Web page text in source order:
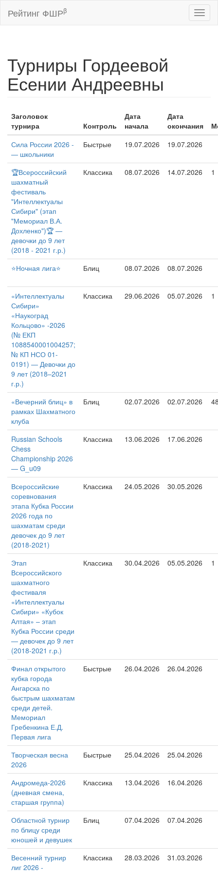
Рейтинг ФШРβ
Турниры Гордеевой
Есении Андреевны
Заголовок
турнира
Контроль
Дата
начала
Дата
окончания
Сила России 2026 -
— школьники
Быстрые 19.07.2026 19.07.2026
🏆Всероссийский
шахматный
фестиваль
"Интеллектуалы
Сибири" (этап
"Мемориал В.А.
Дохленко")🏆 —
девочки до 9 лет
(2018 - 2021 г.р.)
Классика 08.07.2026 14.07.2026 1
⭐️Ночная лига⭐️ Блиц 08.07.2026 08.07.2026
«Интеллектуалы
Сибири»
«Наукоград
Кольцово» -2026
(№ ЕКП
1088540001004257;
№ КП НСО 01-
0191) — Девочки до
9 лет (2018–2021
г.р.)
Классика 29.06.2026 05.07.2026 1
«Вечерний блиц» в
рамках Шахматного
клуба
Блиц 02.07.2026 02.07.2026
Russian Schools
Chess
Championship 2026
— G_u09
Классика 13.06.2026 17.06.2026
Всероссийские
соревнования
этапа Кубка России
2026 года по
шахматам среди
девочек до 9 лет
(2018-2021)
Классика 24.05.2026 30.05.2026
Этап
Всероссийского
шахматного
фестиваля
«Интеллектуалы
Сибири» «Кубок
Алтая» – этап
Кубка России среди
— девочек до 9 лет
(2018-2021 г.р.)
Классика 30.04.2026 05.05.2026 1
Финал открытого
кубка города
Ангарска по
быстрым шахматам
среди детей.
Мемориал
Гребенкина Е.Д.
Первая лига
Быстрые 26.04.2026 26.04.2026
Творческая весна
2026
Быстрые 25.04.2026 25.04.2026
Андромеда-2026
(дневная смена,
старшая группа)
Классика 13.04.2026 16.04.2026
Областной турнир
по блицу среди
юношей и девушек
Блиц 07.04.2026 07.04.2026
Весенний турнир
лиг 2026 -
Классика 28.03.2026 31.03.2026